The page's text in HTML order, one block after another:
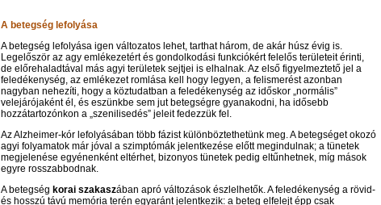
A betegség lefolyása
A betegség lefolyása igen változatos lehet, tarthat három, de akár húsz évig is.
Legelőször az agy emlékezetért és gondolkodási funkciókért felelős területeit érinti,
de előrehaladtával más agyi területek sejtjei is elhalnak. Az első figyelmeztető jel a
feledékenység, az emlékezet romlása kell hogy legyen, a felismerést azonban
nagyban nehezíti, hogy a köztudatban a feledékenység az időskor „normális”
velejárójaként él, és eszünkbe sem jut betegségre gyanakodni, ha idősebb
hozzátartozónkon a „szenilisedés” jeleit fedezzük fel.
Az Alzheimer-kór lefolyásában több fázist különböztethetünk meg. A betegséget okozó
agyi folyamatok már jóval a szimptómák jelentkezése előtt megindulnak; a tünetek
megjelenése egyénenként eltérhet, bizonyos tünetek pedig eltűnhetnek, míg mások
egyre rosszabbodnak.
A betegség korai szakaszában apró változások észlelhetők. A feledékenység a rövid-
és hosszú távú memória terén egyaránt jelentkezik: a beteg elfelejt épp csak